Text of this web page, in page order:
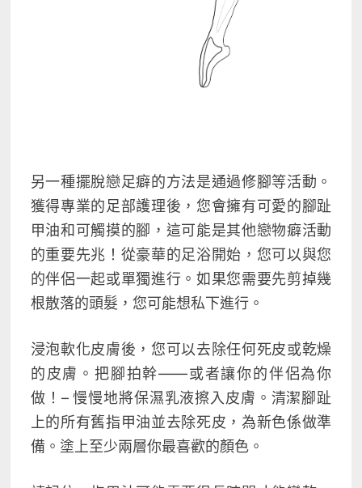
另一種擺脫戀足癖的方法是通過修腳等活動。
獲得專業的足部護理後，您會擁有可愛的腳趾
甲油和可觸摸的腳，這可能是其他戀物癖活動
的重要先兆！從豪華的足浴開始，您可以與您
的伴侶一起或單獨進行。如果您需要先剪掉幾
根散落的頭髮，您可能想私下進行。
浸泡軟化皮膚後，您可以去除任何死皮或乾燥
的皮膚。把腳拍幹——或者讓你的伴侶為你
做！– 慢慢地將保濕乳液擦入皮膚。清潔腳趾
上的所有舊指甲油並去除死皮，為新色係做準
備。塗上至少兩層你最喜歡的顏色。